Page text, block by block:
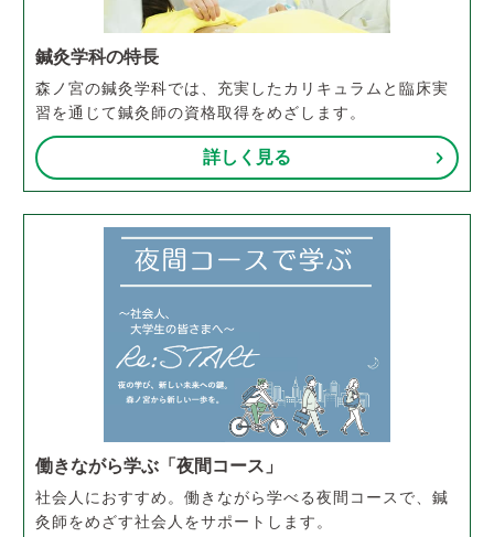
鍼灸学科の特長
森ノ宮の鍼灸学科では、充実したカリキュラムと臨床実
習を通じて鍼灸師の資格取得をめざします。
詳しく見る
働きながら学ぶ「夜間コース」
社会人におすすめ。働きながら学べる夜間コースで、鍼
灸師をめざす社会人をサポートします。